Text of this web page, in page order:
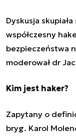
Dyskusja
współczesny
bezpieczeństwa
moderował dr
Kim jest haker?
Zapytany o
bryg. Karol